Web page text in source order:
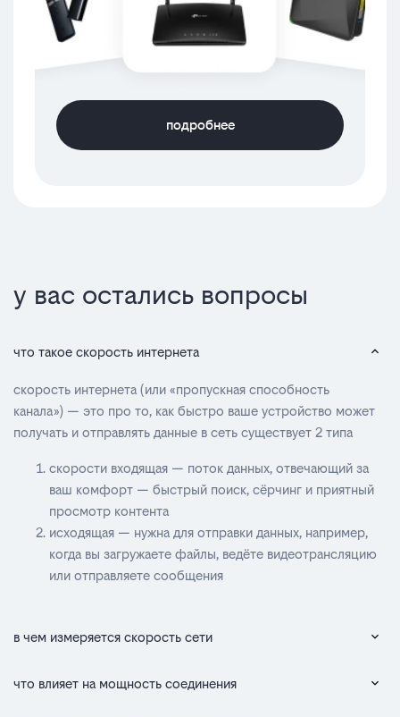
подробнее
у вас остались вопросы
что такое скорость интернета
скорость интернета (или «пропускная способность
канала») — это про то, как быстро ваше устройство может
получать и отправлять данные в сеть существует 2 типа
скорости входящая — поток данных, отвечающий за
ваш комфорт — быстрый поиск, сёрчинг и приятный
просмотр контента
исходящая — нужна для отправки данных, например,
когда вы загружаете файлы, ведёте видеотрансляцию
или отправляете сообщения
в чем измеряется скорость сети
что влияет на мощность соединения